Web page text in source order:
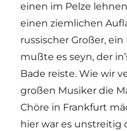
einen im Pelze
einen ziemlichen
russischer Großer,
mußte es seyn, der
Bade reiste. Wie wir
großen Musiker die
Chöre in Frankfurt
hier war es